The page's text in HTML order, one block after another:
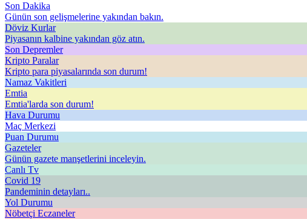
Son Dakika
Günün son gelişmelerine yakından bakın.
Döviz Kurlar
Piyasanın kalbine yakından göz atın.
Son Depremler
Kripto Paralar
Kripto para piyasalarında son durum!
Namaz Vakitleri
Emtia
Emtia'larda son durum!
Hava Durumu
Maç Merkezi
Puan Durumu
Gazeteler
Günün gazete manşetlerini inceleyin.
Canlı Tv
Covid 19
Pandeminin detayları..
Yol Durumu
Nöbetçi Eczaneler